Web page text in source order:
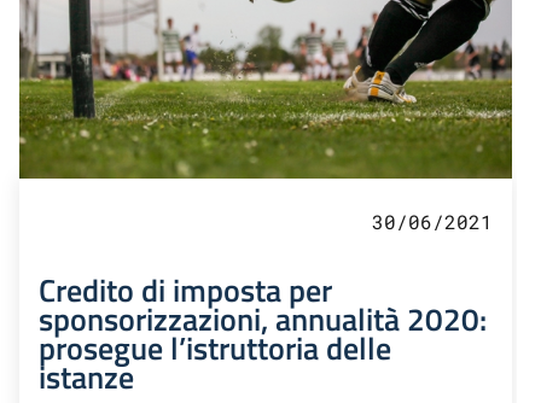
30/06/2021
Credito di imposta per
sponsorizzazioni, annualità 2020:
prosegue l’istruttoria delle
istanze